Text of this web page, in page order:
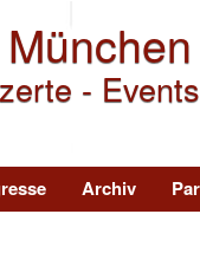
- Events
Archiv